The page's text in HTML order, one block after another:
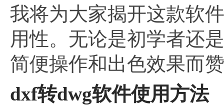
我将为大家揭开这款软
用性。无论是初学者还
简便操作和出色效果而
dxf转dwg软件使用方法